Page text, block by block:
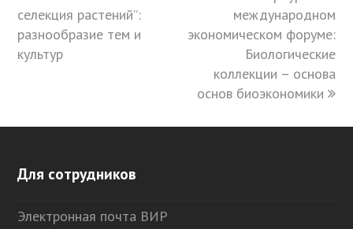
селекция растений”:
разнообразие тем и
культур
международном
экономическом форуме:
Биологические
коллекции – основа
основ биоэкономики
Для сотрудников
Электронная почта ВИР